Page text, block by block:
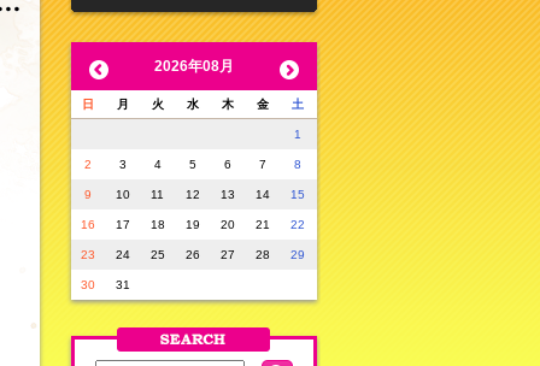
2026年08月
日 月 火 水 木 金 土
1
2 3 4 5 6 7 8
9 10 11 12 13 14 15
16 17 18 19 20 21 22
23 24 25 26 27 28 29
30 31